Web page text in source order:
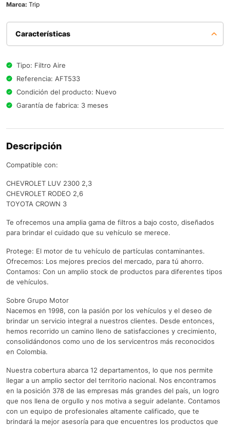
Marca: Trip
Características
Tipo: Filtro Aire
Referencia: AFT533
Condición del producto: Nuevo
Garantía de fabrica: 3 meses
Descripción
Compatible con:
CHEVROLET LUV 2300 2,3
CHEVROLET RODEO 2,6
TOYOTA CROWN 3
Te ofrecemos una amplia gama de filtros a bajo costo, diseñados
para brindar el cuidado que su vehículo se merece.
Protege: El motor de tu vehículo de partículas contaminantes.
Ofrecemos: Los mejores precios del mercado, para tú ahorro.
Contamos: Con un amplio stock de productos para diferentes tipos
de vehículos.
Sobre Grupo Motor
Nacemos en 1998, con la pasión por los vehículos y el deseo de
brindar un servicio integral a nuestros clientes. Desde entonces,
hemos recorrido un camino lleno de satisfacciones y crecimiento,
consolidándonos como uno de los servicentros más reconocidos
en Colombia.
Nuestra cobertura abarca 12 departamentos, lo que nos permite
llegar a un amplio sector del territorio nacional. Nos encontramos
en la posición 378 de las empresas más grandes del país, un logro
que nos llena de orgullo y nos motiva a seguir adelante. Contamos
con un equipo de profesionales altamente calificado, que te
brindará la mejor asesoría para que encuentres los productos que